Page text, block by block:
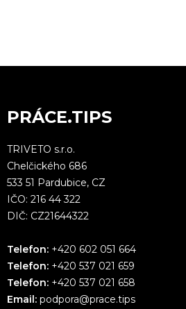
PRÁCE.TIPS
TRIVETO s.r.o.
Chelčického 686
533 51 Pardubice, CZ
IČO: 216 44 322
DIČ: CZ21644322
Telefon: +420 602 051 664
Telefon: +420 537 021 659
Telefon: +420 537 021 658
Email: podpora@prace.tips